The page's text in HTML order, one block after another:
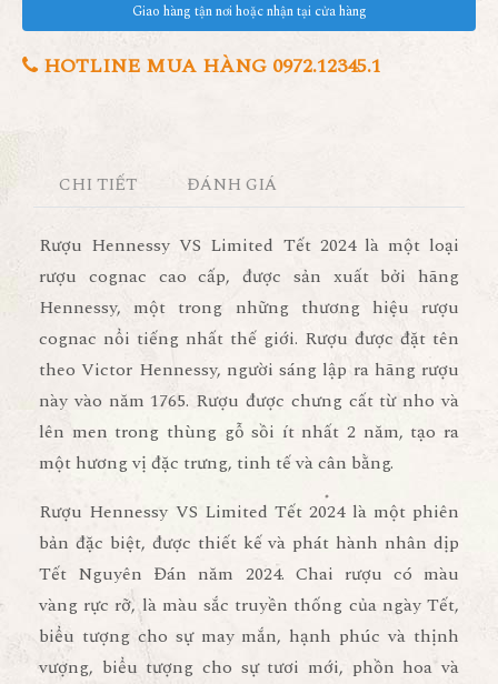
Giao hàng tận nơi hoặc nhận tại cửa hàng
HOTLINE MUA HÀNG 0972.12345.1
CHI TIẾT ĐÁNH GIÁ
Rượu Hennessy VS Limited Tết 2024 là một loại
rượu cognac cao cấp, được sản xuất bởi hãng
Hennessy, một trong những thương hiệu rượu
cognac nổi tiếng nhất thế giới. Rượu được đặt tên
theo Victor Hennessy, người sáng lập ra hãng rượu
này vào năm 1765. Rượu được chưng cất từ nho và
lên men trong thùng gỗ sồi ít nhất 2 năm, tạo ra
một hương vị đặc trưng, tinh tế và cân bằng.
Rượu Hennessy VS Limited Tết 2024 là một phiên
bản đặc biệt, được thiết kế và phát hành nhân dịp
Tết Nguyên Đán năm 2024. Chai rượu có màu
vàng rực rỡ, là màu sắc truyền thống của ngày Tết,
biểu tượng cho sự may mắn, hạnh phúc và thịnh
vượng, biểu tượng cho sự tươi mới, phồn hoa và